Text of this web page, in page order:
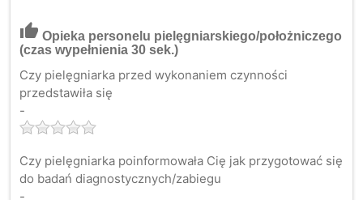
thumb_up Opieka personelu pielęgniarskiego/położniczego
(czas wypełnienia 30 sek.)
Czy pielęgniarka przed wykonaniem czynności
przedstawiła się
-
Czy pielęgniarka poinformowała Cię jak przygotować się
do badań diagnostycznych/zabiegu
-